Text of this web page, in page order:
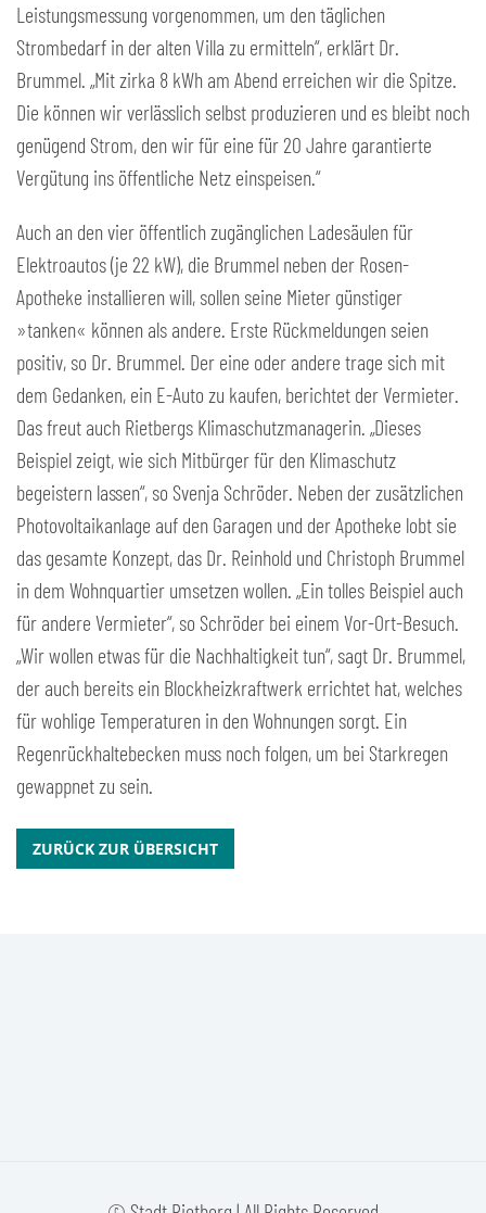
Leistungsmessung vorgenommen, um den täglichen
Strombedarf in der alten Villa zu ermitteln“, erklärt Dr.
Brummel. „Mit zirka 8 kWh am Abend erreichen wir die Spitze.
Die können wir verlässlich selbst produzieren und es bleibt noch
genügend Strom, den wir für eine für 20 Jahre garantierte
Vergütung ins öffentliche Netz einspeisen.“
Auch an den vier öffentlich zugänglichen Ladesäulen für
Elektroautos (je 22 kW), die Brummel neben der Rosen-
Apotheke installieren will, sollen seine Mieter günstiger
»tanken« können als andere. Erste Rückmeldungen seien
positiv, so Dr. Brummel. Der eine oder andere trage sich mit
dem Gedanken, ein E-Auto zu kaufen, berichtet der Vermieter.
Das freut auch Rietbergs Klimaschutzmanagerin. „Dieses
Beispiel zeigt, wie sich Mitbürger für den Klimaschutz
begeistern lassen“, so Svenja Schröder. Neben der zusätzlichen
Photovoltaikanlage auf den Garagen und der Apotheke lobt sie
das gesamte Konzept, das Dr. Reinhold und Christoph Brummel
in dem Wohnquartier umsetzen wollen. „Ein tolles Beispiel auch
für andere Vermieter“, so Schröder bei einem Vor-Ort-Besuch.
„Wir wollen etwas für die Nachhaltigkeit tun“, sagt Dr. Brummel,
der auch bereits ein Blockheizkraftwerk errichtet hat, welches
für wohlige Temperaturen in den Wohnungen sorgt. Ein
Regenrückhaltebecken muss noch folgen, um bei Starkregen
gewappnet zu sein.
ZURÜCK ZUR ÜBERSICHT